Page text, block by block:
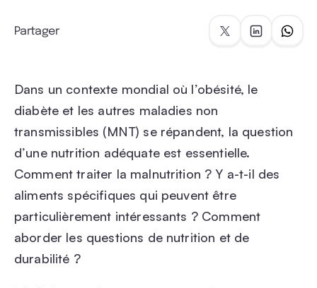
Partager
Dans un contexte mondial où l’obésité, le
diabète et les autres maladies non
transmissibles (MNT) se répandent, la question
d’une nutrition adéquate est essentielle.
Comment traiter la malnutrition ? Y a-t-il des
aliments spécifiques qui peuvent être
particulièrement intéressants ? Comment
aborder les questions de nutrition et de
durabilité ?